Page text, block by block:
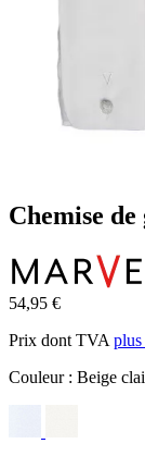
Chemise
54,95 €
Prix dont TVA
Couleur : Beige